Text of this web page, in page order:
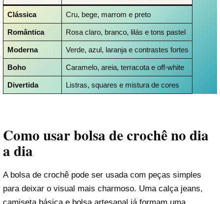
Clássica Cru, bege, marrom e preto
Romântica Rosa claro, branco, lilás e tons pastel
Moderna Verde, azul, laranja e contrastes fortes
Boho Caramelo, areia, terracota e off-white
Divertida Listras, squares e mistura de cores
Como usar bolsa de crochê no dia
a dia
A bolsa de crochê pode ser usada com peças simples
para deixar o visual mais charmoso. Uma calça jeans,